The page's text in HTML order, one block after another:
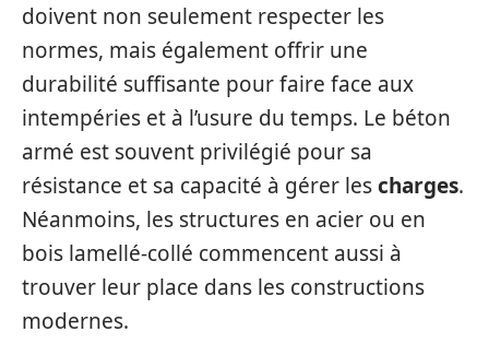
doivent non seulement respecter les
normes, mais également offrir une
durabilité suffisante pour faire face aux
intempéries et à l’usure du temps. Le béton
armé est souvent privilégié pour sa
résistance et sa capacité à gérer lescharges.
Néanmoins, les structures en acier ou en
bois lamellé-collé commencent aussi à
trouver leur place dans les constructions
modernes.